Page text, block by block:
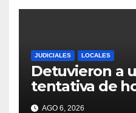
JUDICIALES LOCALES
Detuvieron a
tentativa de
barrio 12 de
AGO 6, 2026